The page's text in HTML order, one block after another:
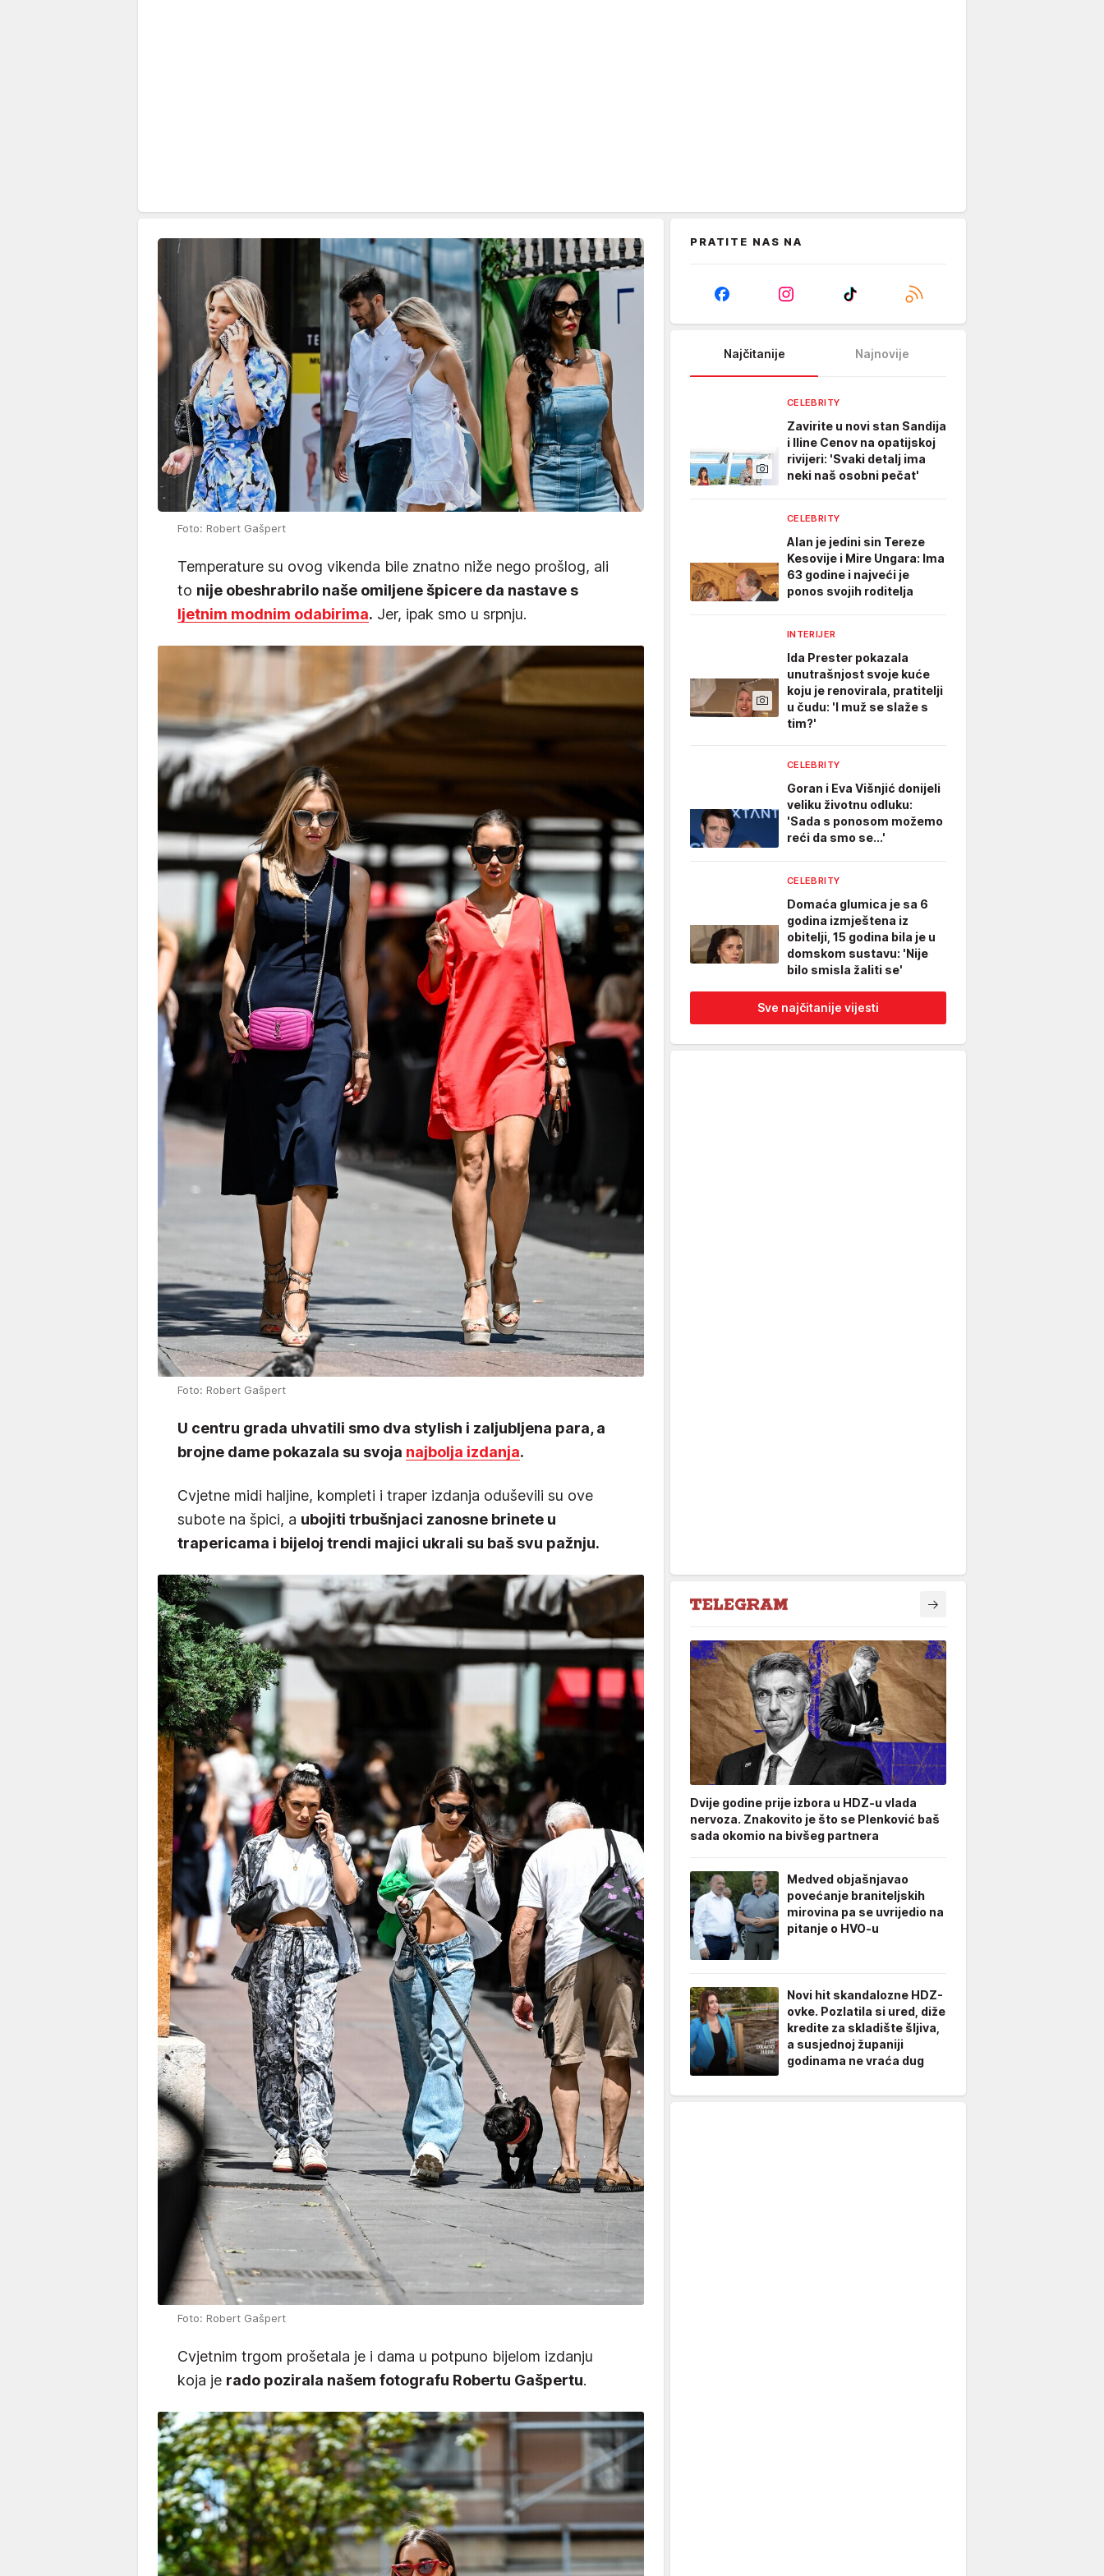
Foto: Robert Gašpert
Temperature su ovog vikenda bile znatno niže nego prošlog, ali
to nije obeshrabrilo naše omiljene špicere da nastave s
ljetnim modnim odabirima. Jer, ipak smo u srpnju.
Foto: Robert Gašpert
U centru grada uhvatili smo dva stylish i zaljubljena para, a
brojne dame pokazala su svoja najbolja izdanja.
Cvjetne midi haljine, kompleti i traper izdanja oduševili su ove
subote na špici, a ubojiti trbušnjaci zanosne brinete u
trapericama i bijeloj trendi majici ukrali su baš svu pažnju.
Foto: Robert Gašpert
Cvjetnim trgom prošetala je i dama u potpuno bijelom izdanju
koja je rado pozirala našem fotografu Robertu Gašpertu.
PRATITE NAS NA
Najčitanije Najnovije
CELEBRITY
Zavirite u novi stan Sandija
i Iline Cenov na opatijskoj
rivijeri: 'Svaki detalj ima
neki naš osobni pečat'
CELEBRITY
Alan je jedini sin Tereze
Kesovije i Mire Ungara: Ima
63 godine i najveći je
ponos svojih roditelja
INTERIJER
Ida Prester pokazala
unutrašnjost svoje kuće
koju je renovirala, pratitelji
u čudu: 'I muž se slaže s
tim?'
CELEBRITY
Goran i Eva Višnjić donijeli
veliku životnu odluku:
'Sada s ponosom možemo
reći da smo se...'
CELEBRITY
Domaća glumica je sa 6
godina izmještena iz
obitelji, 15 godina bila je u
domskom sustavu: 'Nije
bilo smisla žaliti se'
Sve najčitanije vijesti
Dvije godine prije izbora u HDZ-u vlada
nervoza. Znakovito je što se Plenković baš
sada okomio na bivšeg partnera
Medved objašnjavao
povećanje braniteljskih
mirovina pa se uvrijedio na
pitanje o HVO-u
Novi hit skandalozne HDZ-
ovke. Pozlatila si ured, diže
kredite za skladište šljiva,
a susjednoj županiji
godinama ne vraća dug